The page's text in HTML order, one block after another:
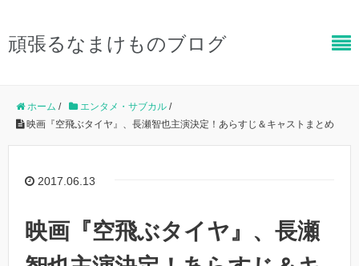
頑張るなまけものブログ
ホーム / エンタメ・サブカル /
映画『空飛ぶタイヤ』、長瀬智也主演決定！あらすじ＆キャストまとめ
2017.06.13
映画『空飛ぶタイヤ』、長瀬